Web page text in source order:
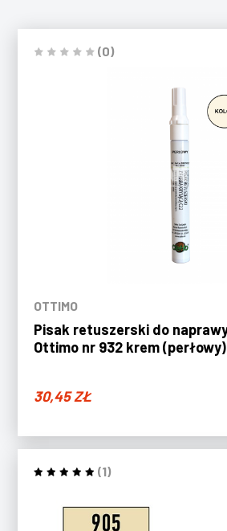
(0)
OTTIMO
Pisak retuszerski do
Ottimo nr 932 krem (perłowy)
30,45ZŁ
(1)